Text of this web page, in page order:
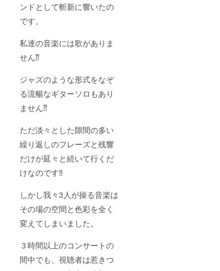
ンドとして斬新に響いたの
です。
私達の音楽には歌がありま
せん⁇
ジャズのような形式をなぞ
る流暢なギターソロもあり
ません⁇
ただ淡々とした隙間の多い
繰り返しのフレーズと残響
だけが延々と続いて行くだ
けなのです‼︎
しかし我々3人が操る音楽は
その場の空間と色彩を全く
変えてしまいました。
３時間以上のコンサートの
間中でも、視聴者は惹きつ